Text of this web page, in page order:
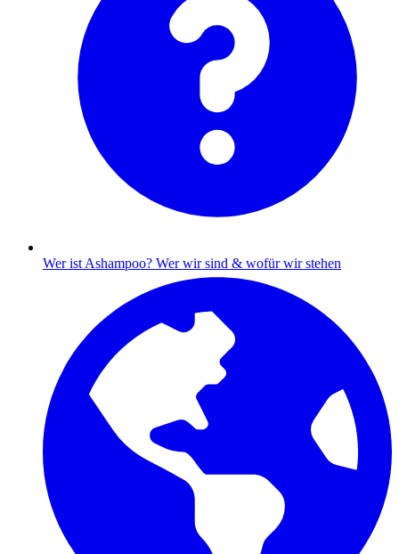
Wer ist Ashampoo? Wer wir sind & wofür wir stehen